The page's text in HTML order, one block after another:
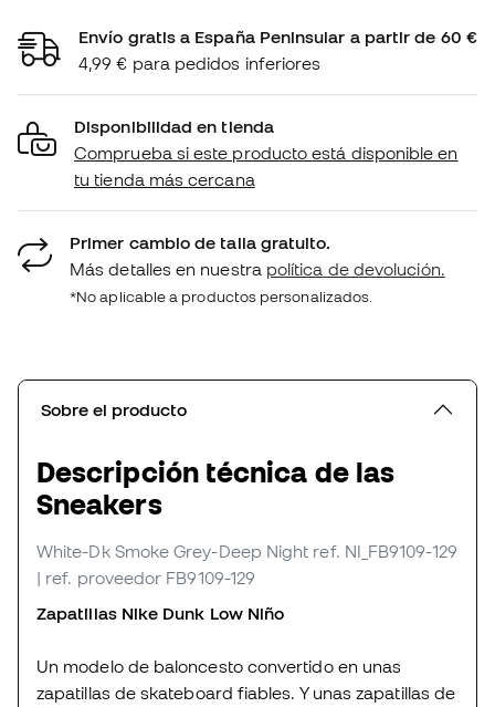
Envío gratis a España Peninsular a partir de 60 €
4,99 € para pedidos inferiores
Disponibilidad en tienda
Comprueba si este producto está disponible en
tu tienda más cercana
Primer cambio de talla gratuito.
Más detalles en nuestra política de devolución.
*No aplicable a productos personalizados.
Sobre el producto
Descripción técnica de las
Sneakers
White-Dk Smoke Grey-Deep Night ref. NI_FB9109-129
| ref. proveedor FB9109-129
Zapatillas Nike Dunk Low Niño
Un modelo de baloncesto convertido en unas
zapatillas de skateboard fiables. Y unas zapatillas de